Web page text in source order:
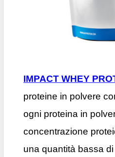
IMPACT WHEY
proteine in polvere
ogni proteina in
concentrazione
una quantità bassa